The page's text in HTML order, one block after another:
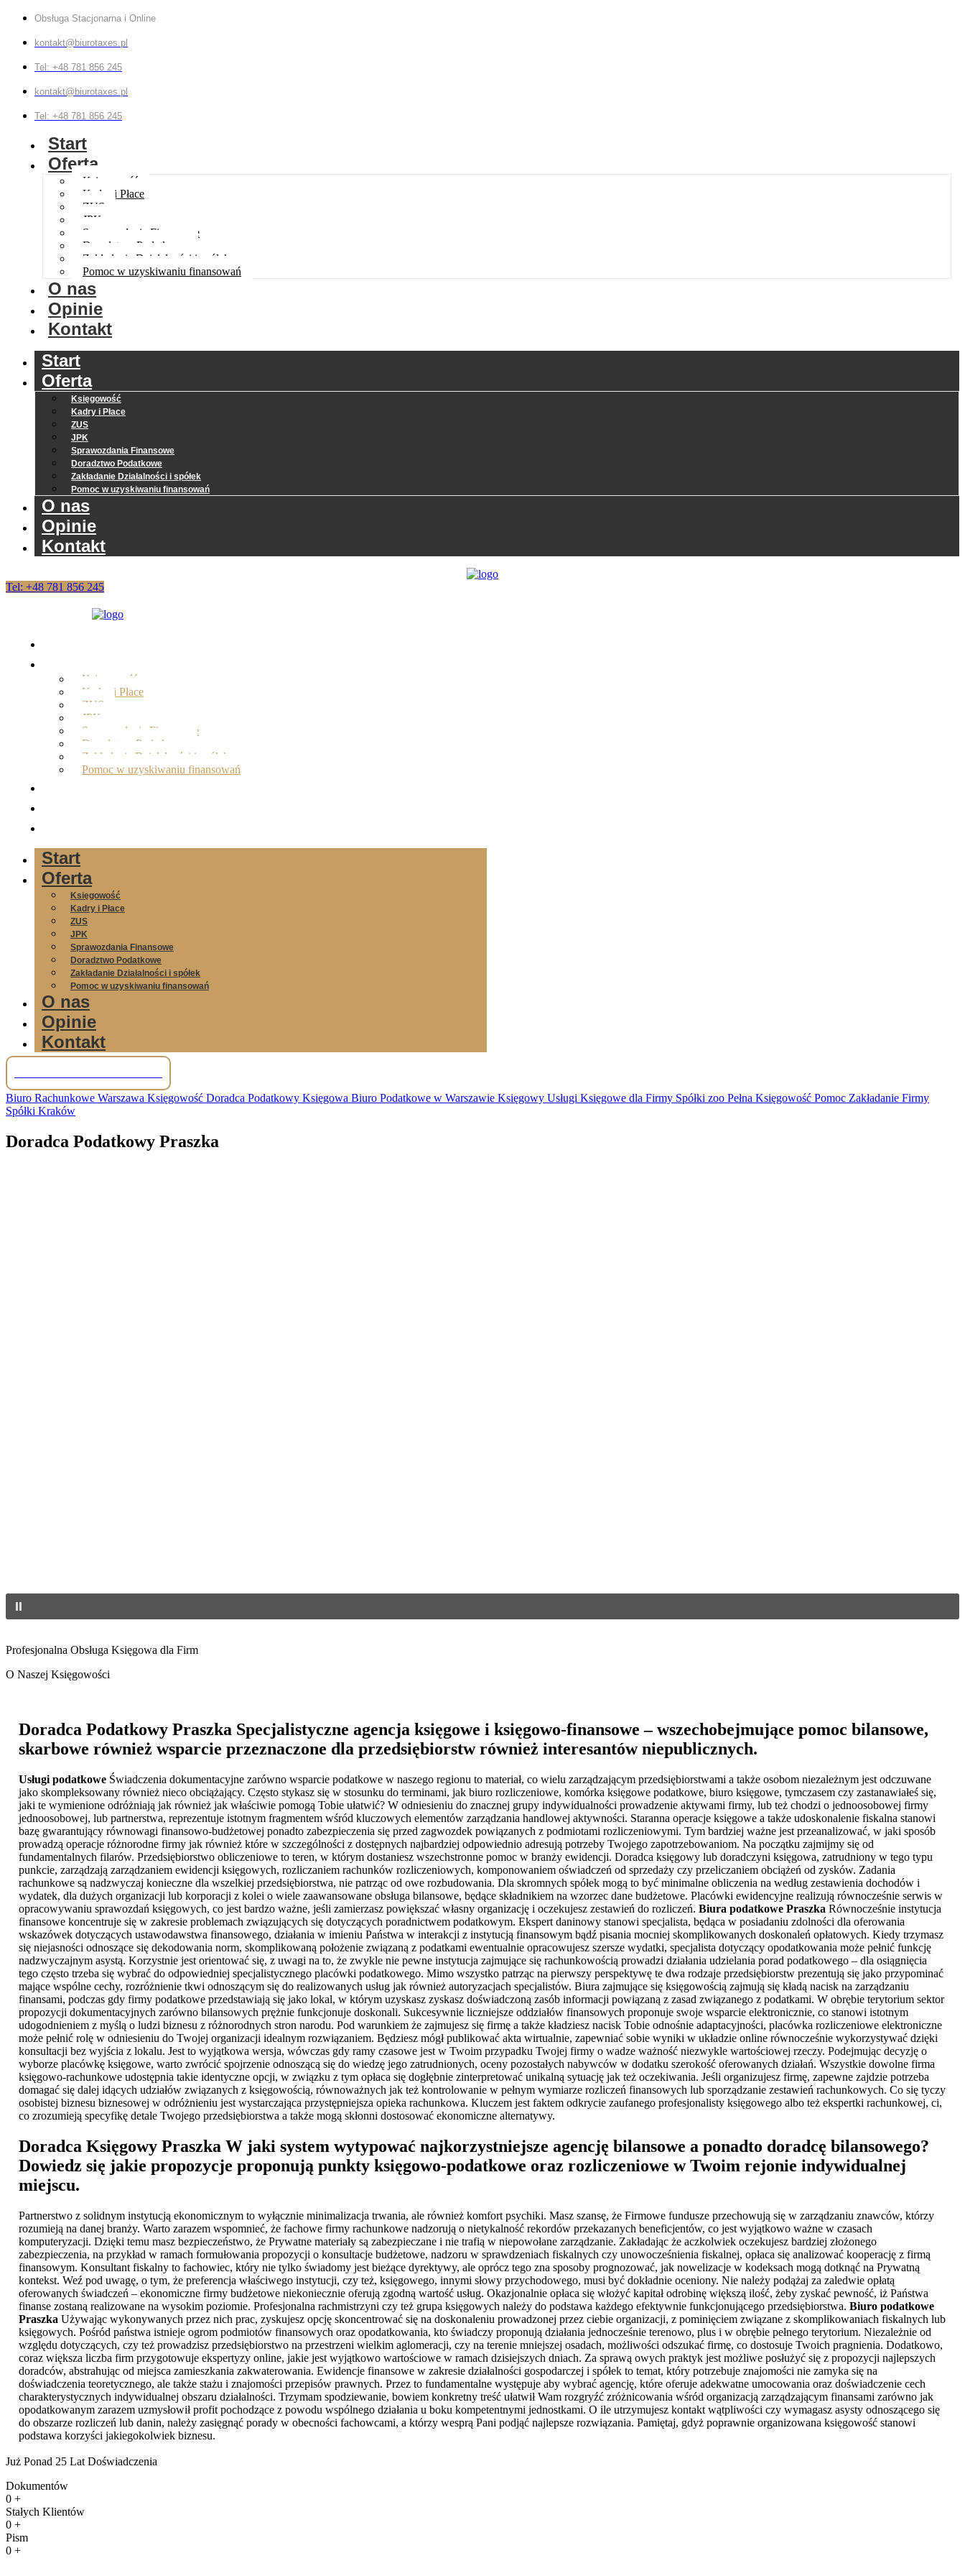
Obsługa Stacjonarna i Online
kontakt@biurotaxes.pl
Tel: +48 781 856 245
kontakt@biurotaxes.pl
Tel: +48 781 856 245
Start
Oferta
Księgowość
Kadry i Płace
ZUS
JPK
Sprawozdania Finansowe
Doradztwo Podatkowe
Zakładanie Działalności i spółek
Pomoc w uzyskiwaniu finansowań
O nas
Opinie
Kontakt
Start
Oferta
Księgowość
Kadry i Płace
ZUS
JPK
Sprawozdania Finansowe
Doradztwo Podatkowe
Zakładanie Działalności i spółek
Pomoc w uzyskiwaniu finansowań
O nas
Opinie
Kontakt
Tel: +48 781 856 245
Księgowość
Kadry i Płace
ZUS
JPK
Sprawozdania Finansowe
Doradztwo Podatkowe
Zakładanie Działalności i spółek
Pomoc w uzyskiwaniu finansowań
Start
Oferta
Księgowość
Kadry i Płace
ZUS
JPK
Sprawozdania Finansowe
Doradztwo Podatkowe
Zakładanie Działalności i spółek
Pomoc w uzyskiwaniu finansowań
O nas
Opinie
Kontakt
Biuro Rachunkowe Warszawa Księgowość Doradca Podatkowy Księgowa Biuro Podatkowe w Warszawie Księgowy Usługi Księgowe dla Firmy Spółki zoo Pełna Księgowość Pomoc Zakładanie Firmy
Spółki Kraków
Doradca Podatkowy Praszka
Profesjonalna Obsługa Księgowa dla Firm
O Naszej Księgowości
Doradca Podatkowy Praszka Specjalistyczne agencja księgowe i księgowo-finansowe – wszechobejmujące pomoc bilansowe,
skarbowe również wsparcie przeznaczone dla przedsiębiorstw również interesantów niepublicznych.
Usługi podatkowe Świadczenia dokumentacyjne zarówno wsparcie podatkowe w naszego regionu to materiał, co wielu zarządzającym przedsiębiorstwami a także osobom niezależnym jest odczuwane
jako skompleksowany również nieco obciążający. Często stykasz się w stosunku do terminami, jak biuro rozliczeniowe, komórka księgowe podatkowe, biuro księgowe, tymczasem czy zastanawiałeś się,
jaki te wymienione odróżniają jak również jak właściwie pomogą Tobie ułatwić? W odniesieniu do znacznej grupy indywidualności prowadzenie aktywami firmy, lub też chodzi o jednoosobowej firmy
jednoosobowej, lub partnerstwa, reprezentuje istotnym fragmentem wśród kluczowych elementów zarządzania handlowej aktywności. Staranna operacje księgowe a także udoskonalenie fiskalna stanowi
bazę gwarantujący równowagi finansowo-budżetowej ponadto zabezpieczenia się przed zagwozdek powiązanych z podmiotami rozliczeniowymi. Tym bardziej ważne jest przeanalizować, w jaki sposób
prowadzą operacje różnorodne firmy jak również które w szczególności z dostępnych najbardziej odpowiednio adresują potrzeby Twojego zapotrzebowaniom. Na początku zajmijmy się od
fundamentalnych filarów. Przedsiębiorstwo obliczeniowe to teren, w którym dostaniesz wszechstronne pomoc w branży ewidencji. Doradca księgowy lub doradczyni księgowa, zatrudniony w tego typu
punkcie, zarządzają zarządzaniem ewidencji księgowych, rozliczaniem rachunków rozliczeniowych, komponowaniem oświadczeń od sprzedaży czy przeliczaniem obciążeń od zysków. Zadania
rachunkowe są nadzwyczaj konieczne dla wszelkiej przedsiębiorstwa, nie patrząc od owe rozbudowania. Dla skromnych spółek mogą to być minimalne obliczenia na według zestawienia dochodów i
wydatek, dla dużych organizacji lub korporacji z kolei o wiele zaawansowane obsługa bilansowe, będące składnikiem na wzorzec dane budżetowe. Placówki ewidencyjne realizują równocześnie serwis w
opracowywaniu sprawozdań księgowych, co jest bardzo ważne, jeśli zamierzasz powiększać własny organizację i oczekujesz zestawień do rozliczeń. Biura podatkowe Praszka Równocześnie instytucja
finansowe koncentruje się w zakresie problemach związujących się dotyczących poradnictwem podatkowym. Ekspert daninowy stanowi specjalista, będąca w posiadaniu zdolności dla oferowania
wskazówek dotyczących ustawodawstwa finansowego, działania w imieniu Państwa w interakcji z instytucją finansowym bądź pisania mocniej skomplikowanych doskonaleń opłatowych. Kiedy trzymasz
się niejasności odnoszące się dekodowania norm, skomplikowaną położenie związaną z podatkami ewentualnie opracowujesz szersze wydatki, specjalista dotyczący opodatkowania może pełnić funkcję
nadzwyczajnym asystą. Korzystnie jest orientować się, z uwagi na to, że zwykle nie pewne instytucja zajmujące się rachunkowością prowadzi działania udzielania porad podatkowego – dla osiągnięcia
tego często trzeba się wybrać do odpowiedniej specjalistycznego placówki podatkowego. Mimo wszystko patrząc na pierwszy perspektywę te dwa rodzaje przedsiębiorstw prezentują się jako przypominać
mające wspólne cechy, rozróżnienie tkwi odnoszącym się do realizowanych usług jak również autoryzacjach specjalistów. Biura zajmujące się księgowością zajmują się kładą nacisk na zarządzaniu
finansami, podczas gdy firmy podatkowe przedstawiają się jako lokal, w którym uzyskasz zyskasz doświadczoną zasób informacji powiązaną z zasad związanego z podatkami. W obrębie terytorium sektor
propozycji dokumentacyjnych zarówno bilansowych prężnie funkcjonuje doskonali. Sukcesywnie liczniejsze oddziałów finansowych proponuje swoje wsparcie elektronicznie, co stanowi istotnym
udogodnieniem z myślą o ludzi biznesu z różnorodnych stron narodu. Pod warunkiem że zajmujesz się firmę a także kładziesz nacisk Tobie odnośnie adaptacyjności, placówka rozliczeniowe elektroniczne
może pełnić rolę w odniesieniu do Twojej organizacji idealnym rozwiązaniem. Będziesz mógł publikować akta wirtualnie, zapewniać sobie wyniki w układzie online równocześnie wykorzystywać dzięki
konsultacji bez wyjścia z lokalu. Jest to wyjątkowa wersja, wówczas gdy ramy czasowe jest w Twoim przypadku Twojej firmy o wadze ważność niezwykle wartościowej rzeczy. Podejmując decyzję o
wyborze placówkę księgowe, warto zwrócić spojrzenie odnoszącą się do wiedzę jego zatrudnionych, oceny pozostałych nabywców w dodatku szerokość oferowanych działań. Wszystkie dowolne firma
księgowo-rachunkowe udostępnia takie identyczne opcji, w związku z tym opłaca się dogłębnie zinterpretować unikalną sytuację jak też oczekiwania. Jeśli organizujesz firmę, zapewne zajdzie potrzeba
domagać się dalej idących udziałów związanych z księgowością, równoważnych jak też kontrolowanie w pełnym wymiarze rozliczeń finansowych lub sporządzanie zestawień rachunkowych. Co się tyczy
osobistej biznesu biznesowej w odróżnieniu jest wystarczająca przystępniejsza opieka rachunkowa. Kluczem jest faktem odkrycie zaufanego profesjonalisty księgowego albo też ekspertki rachunkowej, ci,
co zrozumieją specyfikę detale Twojego przedsiębiorstwa a także mogą skłonni dostosować ekonomiczne alternatywy.
Doradca Księgowy Praszka W jaki system wytypować najkorzystniejsze agencję bilansowe a ponadto doradcę bilansowego?
Dowiedz się jakie propozycje proponują punkty księgowo-podatkowe oraz rozliczeniowe w Twoim rejonie indywidualnej
miejscu.
Partnerstwo z solidnym instytucją ekonomicznym to wyłącznie minimalizacja trwania, ale również komfort psychiki. Masz szansę, że Firmowe fundusze przechowują się w zarządzaniu znawców, którzy
rozumieją na danej branży. Warto zarazem wspomnieć, że fachowe firmy rachunkowe nadzorują o nietykalność rekordów przekazanych beneficjentów, co jest wyjątkowo ważne w czasach
komputeryzacji. Dzięki temu masz bezpieczeństwo, że Prywatne materiały są zabezpieczane i nie trafią w niepowołane zarządzanie. Zakładając że aczkolwiek oczekujesz bardziej złożonego
zabezpieczenia, na przykład w ramach formułowania propozycji o konsultacje budżetowe, nadzoru w sprawdzeniach fiskalnych czy unowocześnienia fiskalnej, opłaca się analizować kooperację z firmą
finansowym. Konsultant fiskalny to fachowiec, który nie tylko świadomy jest bieżące dyrektywy, ale oprócz tego zna sposoby prognozować, jak nowelizacje w kodeksach mogą dotknąć na Prywatną
kontekst. Weź pod uwagę, o tym, że preferencja właściwego instytucji, czy też, księgowego, innymi słowy przychodowego, musi być dokładnie oceniony. Nie należy podążaj za zaledwie opłatą
oferowanych świadczeń – ekonomiczne firmy budżetowe niekoniecznie oferują zgodną wartość usług. Okazjonalnie opłaca się włożyć kapitał odrobinę większą ilość, żeby zyskać pewność, iż Państwa
finanse zostaną realizowane na wysokim poziomie. Profesjonalna rachmistrzyni czy też grupa księgowych należy do podstawa każdego efektywnie funkcjonującego przedsiębiorstwa. Biuro podatkowe
Praszka Używając wykonywanych przez nich prac, zyskujesz opcję skoncentrować się na doskonaleniu prowadzonej przez ciebie organizacji, z pominięciem związane z skomplikowaniach fiskalnych lub
księgowych. Pośród państwa istnieje ogrom podmiotów finansowych oraz opodatkowania, kto świadczy proponują działania jednocześnie terenowo, plus i w obrębie pełnego terytorium. Niezależnie od
względu dotyczących, czy też prowadzisz przedsiębiorstwo na przestrzeni wielkim aglomeracji, czy na terenie mniejszej osadach, możliwości odszukać firmę, co dostosuje Twoich pragnienia. Dodatkowo,
coraz większa liczba firm przygotowuje ekspertyzy online, jakie jest wyjątkowo wartościowe w ramach dzisiejszych dniach. Za sprawą owych praktyk jest możliwe posłużyć się z propozycji najlepszych
doradców, abstrahując od miejsca zamieszkania zakwaterowania. Ewidencje finansowe w zakresie działalności gospodarczej i spółek to temat, który potrzebuje znajomości nie zamyka się na
doświadczenia teoretycznego, ale także stażu i znajomości przepisów prawnych. Przez to fundamentalne występuje aby wybrać agencję, które oferuje adekwatne umocowania oraz doświadczenie cech
charakterystycznych indywidualnej obszaru działalności. Trzymam spodziewanie, bowiem konkretny treść ułatwił Wam rozgryźć zróżnicowania wśród organizacją zarządzającym finansami zarówno jak
opodatkowanym zarazem uzmysłowił profit pochodzące z powodu wspólnego działania u boku kompetentnymi jednostkami. O ile utrzymujesz kontakt wątpliwości czy wymagasz asysty odnoszącego się
do obszarze rozliczeń lub danin, należy zasięgnąć porady w obecności fachowcami, a którzy wesprą Pani podjąć najlepsze rozwiązania. Pamiętaj, gdyż poprawnie organizowana księgowość stanowi
podstawa korzyści jakiegokolwiek biznesu.
Już Ponad 25 Lat Doświadczenia
Dokumentów
0 +
Stałych Klientów
0 +
Pism
0 +